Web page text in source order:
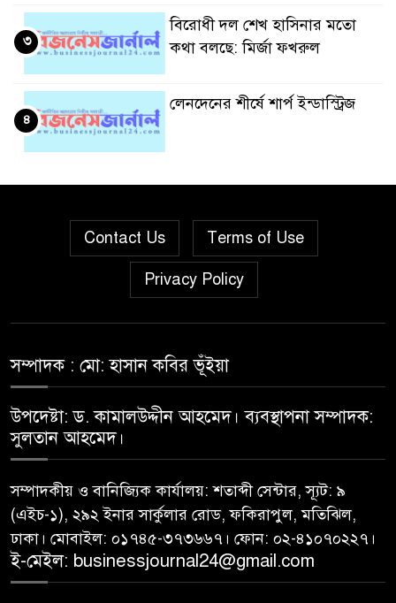
বিরোধী দল শেখ হাসিনার মতো
কথা বলছে: মির্জা ফখরুল
৩
লেনদেনের শীর্ষে শার্প ইন্ডাস্ট্রিজ
৪
দরবৃদ্ধির শীর্ষে সিএপিএম
দরপতনের তালিকায় শীর্ষে মেট্রো
স্পিনিং
প্রমাণ পেয়েছে বিএসইসি
সূচকের পতনে ১২১০ কোটি টাকার
৮
আগামী প্রজন্মের জন্য সুস্থ পরিবেশ
চান প্রধানমন্ত্রী
৯
বিএসইসির নতুন কমিশনার হোসেন
Contact Us Terms of Use
Privacy Policy
সম্পাদক : মো: হাসান কবির ভূঁইয়া
উপদেষ্টা: ড. কামালউদ্দীন আহমেদ। ব্যবস্থাপনা সম্পাদক:
সুলতান আহমেদ।
সম্পাদকীয় ও বানিজ্যিক কার্যালয়: শতাব্দী সেন্টার, স্যূট: ৯
(এইচ-১), ২৯২ ইনার সার্কুলার রোড, ফকিরাপুল, মতিঝিল,
ঢাকা। মোবাইল: ০১৭৪৫-৩৭৩৬৬৭। ফোন: ০২-৪১০৭০২২৭।
ই-মেইল: businessjournal24@gmail.com